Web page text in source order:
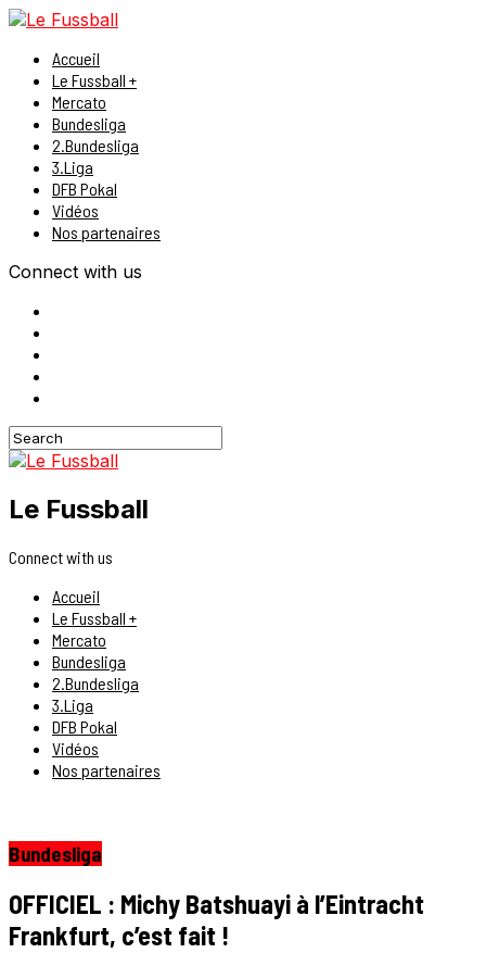
Accueil
Le Fussball +
Mercato
Bundesliga
2.Bundesliga
3.Liga
DFB Pokal
Vidéos
Nos partenaires
Connect with us
Le Fussball
Connect with us
Accueil
Le Fussball +
Mercato
Bundesliga
2.Bundesliga
3.Liga
DFB Pokal
Vidéos
Nos partenaires
Bundesliga
OFFICIEL : Michy Batshuayi à l’Eintracht
Frankfurt, c’est fait !